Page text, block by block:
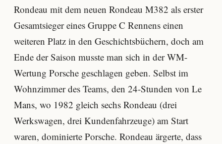
Rondeau mit dem neuen Rondeau M382 als erster
Gesamtsieger eines Gruppe C Rennens einen
weiteren Platz in den Geschichtsbüchern, doch am
Ende der Saison musste man sich in der WM-
Wertung Porsche geschlagen geben. Selbst im
Wohnzimmer des Teams, den 24-Stunden von Le
Mans, wo 1982 gleich sechs Rondeau (drei
Werkswagen, drei Kundenfahrzeuge) am Start
waren, dominierte Porsche. Rondeau ärgerte, dass